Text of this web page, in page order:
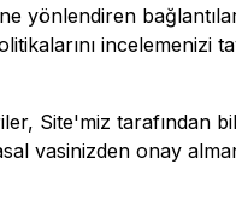
yönlendiren
incelemenizi
Site'miz
vasinizden onay